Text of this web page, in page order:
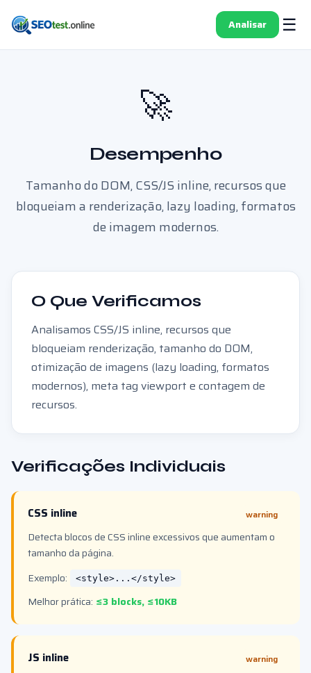
Analisar ☰
🚀
Desempenho
Tamanho do DOM, CSS/JS inline, recursos que
bloqueiam a renderização, lazy loading, formatos
de imagem modernos.
O Que Verificamos
Analisamos CSS/JS inline, recursos que
bloqueiam renderização, tamanho do DOM,
otimização de imagens (lazy loading, formatos
modernos), meta tag viewport e contagem de
recursos.
Verificações Individuais
CSS inline warning
Detecta blocos de CSS inline excessivos que aumentam o
tamanho da página.
Exemplo:
<style>...</style>
Melhor prática: ≤3 blocks, ≤10KB
JS inline warning